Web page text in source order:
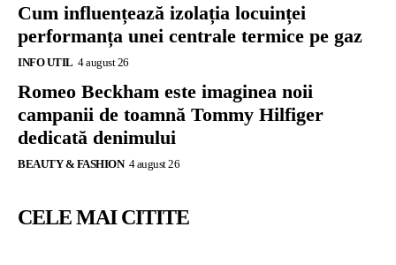
Cum influențează izolația locuinței
performanța unei centrale termice pe gaz
INFO UTIL 4 august 26
Romeo Beckham este imaginea noii
campanii de toamnă Tommy Hilfiger
dedicată denimului
BEAUTY & FASHION 4 august 26
CELE MAI CITITE